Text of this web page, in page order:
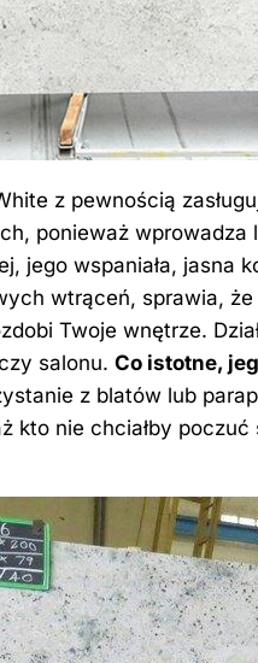
z pewnością
ponieważ wprowadza
jego wspaniała, jasna
wtrąceń, sprawia,
Twoje wnętrze.
salonu. Co istotne,
z blatów lub
kto nie chciałby